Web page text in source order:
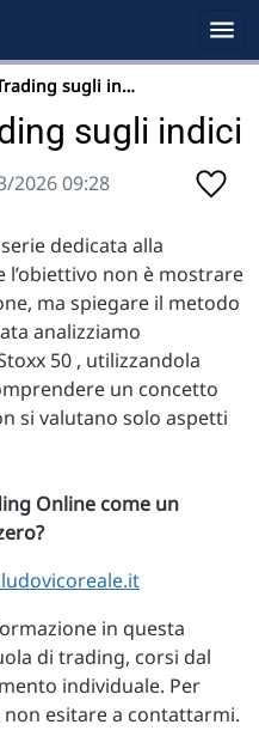
sugli in…
sugli indici
2026 09:28
dedicata alla
non è mostrare
ma spiegare il metodo
analizziamo
50 , utilizzandola
un concetto
si valutano solo aspetti
Online come un
in questa
di trading, corsi dal
individuale. Per
esitare a contattarmi.